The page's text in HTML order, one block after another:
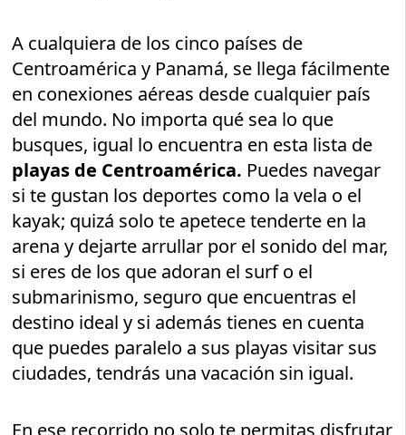
A cualquiera de los cinco países de
Centroamérica y Panamá, se llega fácilmente
en conexiones aéreas desde cualquier país
del mundo. No importa qué sea lo que
busques, igual lo encuentra en esta lista de
playas de Centroamérica. Puedes navegar
si te gustan los deportes como la vela o el
kayak; quizá solo te apetece tenderte en la
arena y dejarte arrullar por el sonido del mar,
si eres de los que adoran el surf o el
submarinismo, seguro que encuentras el
destino ideal y si además tienes en cuenta
que puedes paralelo a sus playas visitar sus
ciudades, tendrás una vacación sin igual.